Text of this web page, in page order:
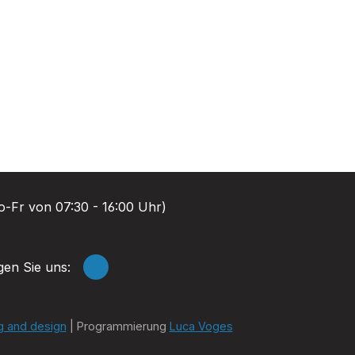
Fr von 07:30 - 16:00 Uhr)
Sie uns:
and design | Programmierung Luca Voges